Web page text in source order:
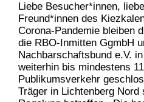
Liebe Besucher*innen,
Freund*innen des
Corona-Pandemie bleiben
die RBO-Inmitten GgmbH
Nachbarschaftsbund e.V.
weiterhin bis mindestens
Publikumsverkehr
Träger in Lichtenberg